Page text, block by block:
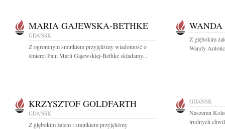
MARIA GAJEWSKA-BETHKE
GDAŃSK
Z ogromnym smutkiem przyjęliśmy wiadomość o
śmierci Pani Marii Gajewskiej-Bethke składamy...
Z głębokim
Wandy
KRZYSZTOF GOLDFARTH
GDAŃSK
Z głębokim żalem i smutkiem przyjęliśmy
GDAŃSK
Naszemu
trudnych